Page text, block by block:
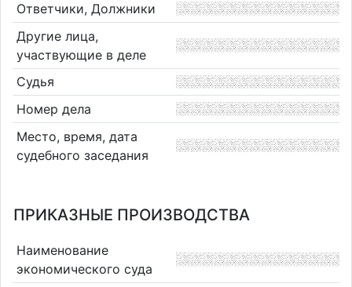
Ответчики, Должники
Другие лица,
участвующие в деле
Судья
Номер дела
Место, время, дата
судебного заседания
ПРИКАЗНЫЕ ПРОИЗВОДСТВА
Наименование
экономического суда